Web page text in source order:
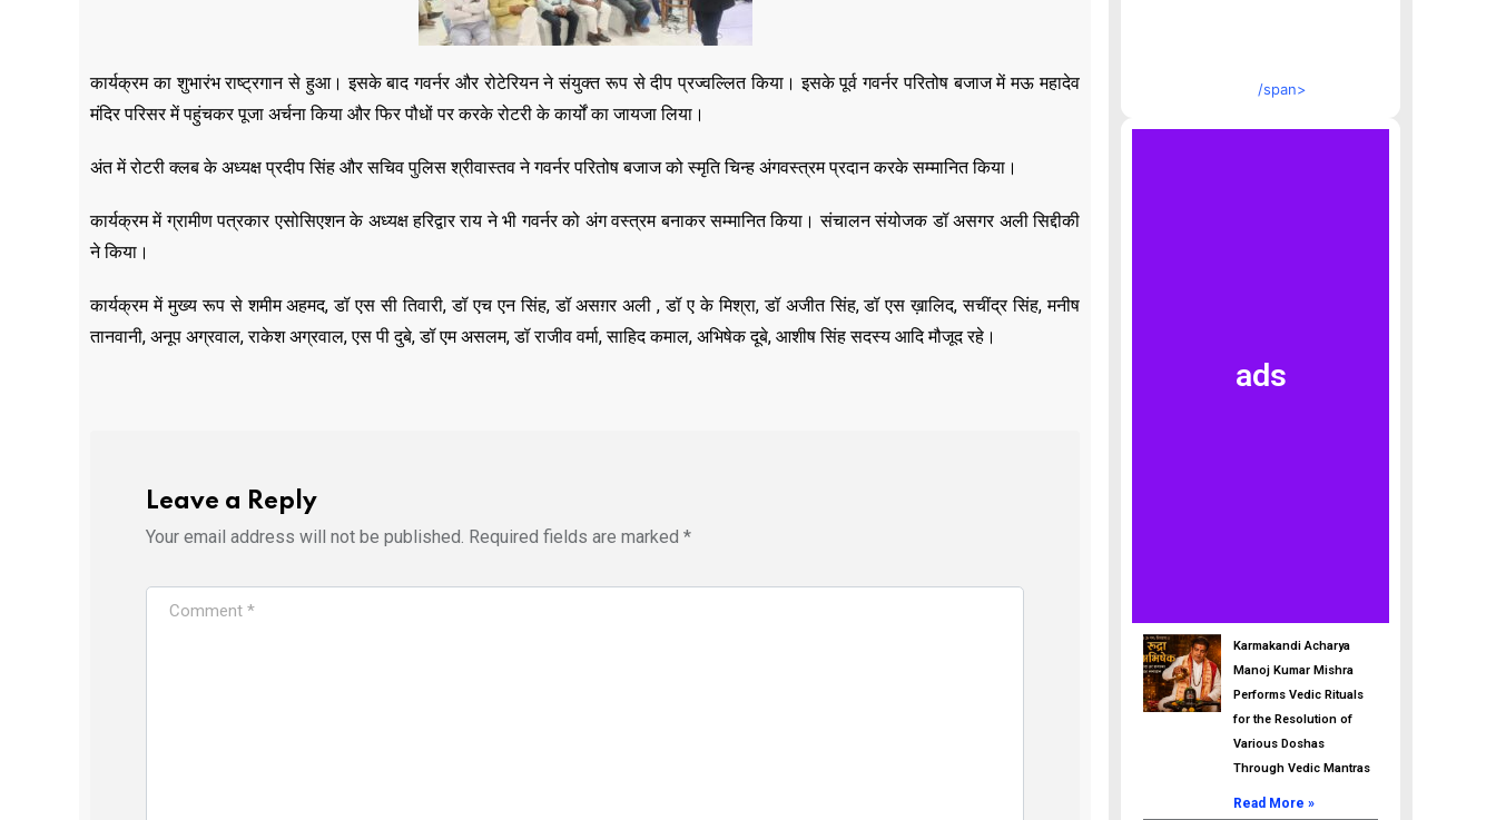
कार्यक्रम का शुभारंभ राष्ट्रगान से हुआ। इसके बाद गवर्नर और रोटेरियन ने संयुक्त रूप से दीप प्रज्वल्लित किया। इसके पूर्व गवर्नर परितोष बजाज में मऊ महादेव
मंदिर परिसर में पहुंचकर पूजा अर्चना किया और फिर पौधों पर करके रोटरी के कार्यों का जायजा लिया।
अंत में रोटरी क्लब के अध्यक्ष प्रदीप सिंह और सचिव पुलिस श्रीवास्तव ने गवर्नर परितोष बजाज को स्मृति चिन्ह अंगवस्त्रम प्रदान करके सम्मानित किया।
कार्यक्रम में ग्रामीण पत्रकार एसोसिएशन के अध्यक्ष हरिद्वार राय ने भी गवर्नर को अंग वस्त्रम बनाकर सम्मानित किया। संचालन संयोजक डॉ असगर अली सिद्दीकी
ने किया।
कार्यक्रम में मुख्य रूप से शमीम अहमद, डॉ एस सी तिवारी, डॉ एच एन सिंह, डॉ असग़र अली , डॉ ए के मिश्रा, डॉ अजीत सिंह, डॉ एस ख़ालिद, सचींद्र सिंह, मनीष
तानवानी, अनूप अग्रवाल, राकेश अग्रवाल, एस पी दुबे, डॉ एम असलम, डॉ राजीव वर्मा, साहिद कमाल, अभिषेक दूबे, आशीष सिंह सदस्य आदि मौजूद रहे।
Leave a Reply
Your email address will not be published. Required fields are marked *
/span>
ads
Karmakandi Acharya
Manoj Kumar Mishra
Performs Vedic Rituals
for the Resolution of
Various Doshas
Through Vedic Mantras
Read More »